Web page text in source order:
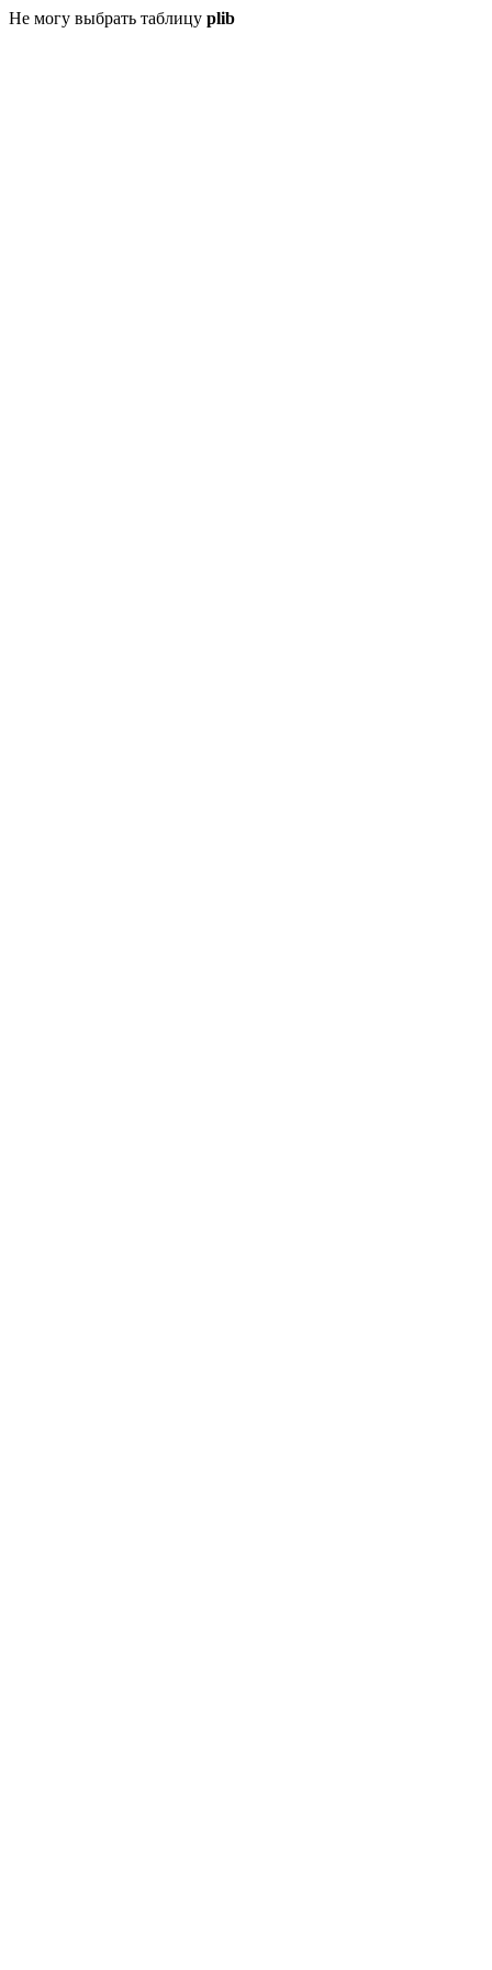
Не могу выбрать таблицу plib